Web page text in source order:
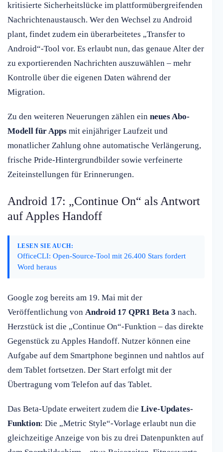
kritisierte Sicherheitslücke im plattformübergreifenden
Nachrichtenaustausch. Wer den Wechsel zu Android
plant, findet zudem ein überarbeitetes „Transfer to
Android“-Tool vor. Es erlaubt nun, das genaue Alter der
zu exportierenden Nachrichten auszuwählen – mehr
Kontrolle über die eigenen Daten während der
Migration.
Zu den weiteren Neuerungen zählen ein neues Abo-
Modell für Apps mit einjähriger Laufzeit und
monatlicher Zahlung ohne automatische Verlängerung,
frische Pride-Hintergrundbilder sowie verfeinerte
Zeiteinstellungen für Erinnerungen.
Android 17: „Continue On“ als Antwort
auf Apples Handoff
LESEN SIE AUCH:
OfficeCLI: Open-Source-Tool mit 26.400 Stars fordert
Word heraus
Google zog bereits am 19. Mai mit der
Veröffentlichung von Android 17 QPR1 Beta 3 nach.
Herzstück ist die „Continue On“-Funktion – das direkte
Gegenstück zu Apples Handoff. Nutzer können eine
Aufgabe auf dem Smartphone beginnen und nahtlos auf
dem Tablet fortsetzen. Der Start erfolgt mit der
Übertragung vom Telefon auf das Tablet.
Das Beta-Update erweitert zudem die Live-Updates-
Funktion: Die „Metric Style“-Vorlage erlaubt nun die
gleichzeitige Anzeige von bis zu drei Datenpunkten auf